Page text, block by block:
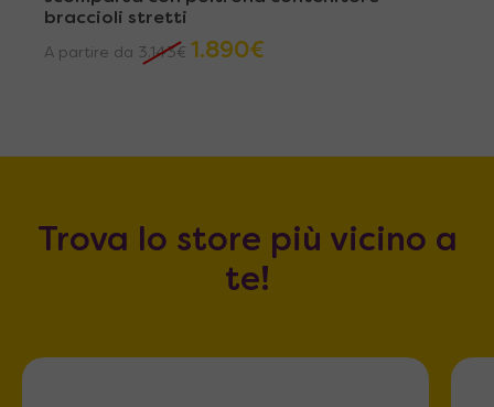
braccioli stretti
A partire da 3.143€ 1.890€
Trova lo store più vicino a
te!